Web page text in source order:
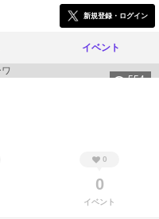
新規登録・ログイン
イベント
554
0
0
イベント